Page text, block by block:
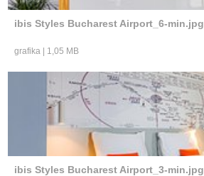
ibis Styles Bucharest Airport_6-min.jpg
grafika 1,05 MB
ibis Styles Bucharest Airport_3-min.jpg